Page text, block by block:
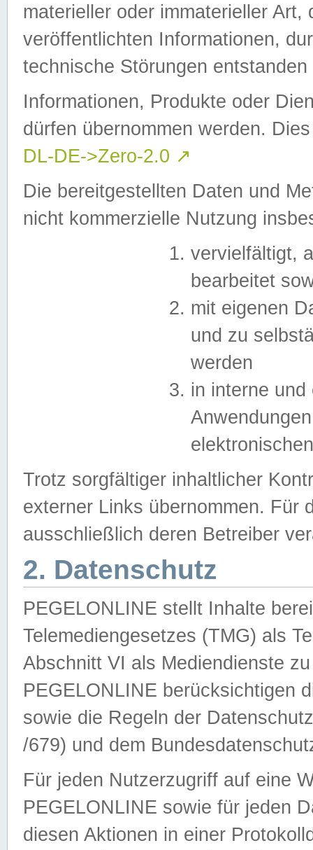
materieller oder immaterieller
veröffentlichten Informationen,
technische Störungen
Informationen, Produkte oder
dürfen übernommen werden.
DL-DE->Zero-2.0 ↗
Die bereitgestellten Daten und
nicht kommerzielle Nutzung
vervielfältigt,
bearbeitet
mit eigenen
und zu
werden
in interne
Trotz sorgfältiger inhaltlicher
externer Links übernommen. Für
ausschließlich deren Betreiber
2. Datenschutz
PEGELONLINE stellt Inhalte
Telemediengesetzes (TMG) als
Abschnitt VI als Mediendienste
PEGELONLINE berücksichtigen
sowie die Regeln der
/679) und dem
Für jeden Nutzerzugriff auf eine
PEGELONLINE sowie für jeden
diesen Aktionen in einer